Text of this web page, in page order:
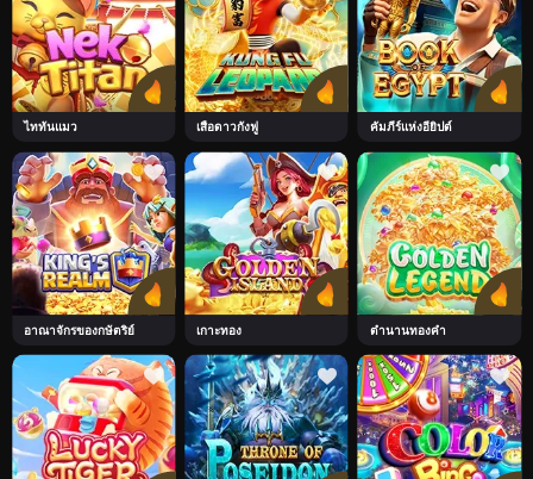
ไททันแมว เสือดาวกังฟู คัมภีร์แห่งอียิปต์
อาณาจักรของกษัตริย์ เกาะทอง ตำนานทองคำ